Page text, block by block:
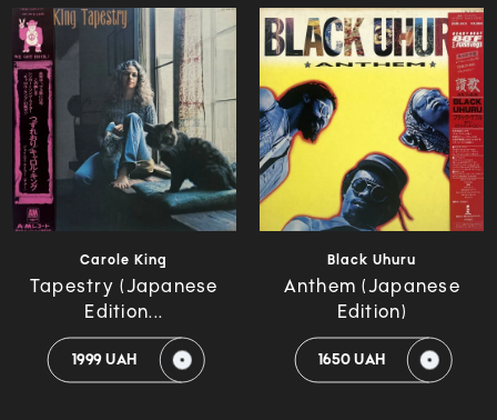
Carole King
Tapestry (Japanese
Edition...
1999 UAH
Black Uhuru
Anthem (Japanese
Edition)
1650 UAH